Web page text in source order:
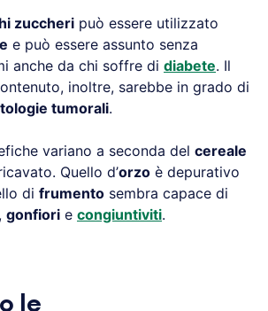
zuccheri può essere utilizzato
e può essere assunto senza
anche da chi soffre di diabete. Il
inoltre, sarebbe in grado di
tumorali.
variano a seconda del cereale
Quello d’orzo è depurativo
di frumento sembra capace di
, gonfiori e congiuntiviti.
le